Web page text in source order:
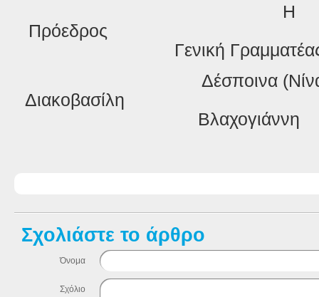
Η
Πρόεδρος
Γενική
Δέσποινα
Διακοβασίλη
Βλαχογιάννη
Σχολιάστε το άρθρο
Όνομα
Σχόλιο